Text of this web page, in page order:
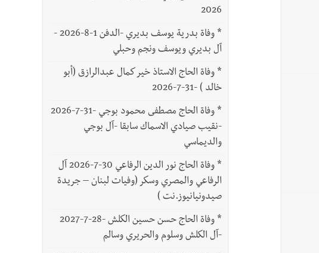
2026
*
وفاة بدرية يوسف بديري -الدفن 1-8-2026 -
آل بديري ويوسف ونجم وحبلي
* وفاة الحاج الاستاذ خير كمال عبدالرازق (أبو
خالد ) -31-7-2026
*
وفاة الحاج مصطفى محمود بوجي -31-7-2026
-نقيب صيادي الاسماك سابقا -آل بوجي
والديماسي
*
وفاة الحاج نور الدين الرفاعي 30-7-2026 آل
الرفاعي والمصري وسكر (وفيات لبنان – جريدة
صيدونيانيوز.نت )
*
وفاة الحاج حسن حسين الكلش -28-7-2027
-آل الكلش وسلوم والحريري وسالم